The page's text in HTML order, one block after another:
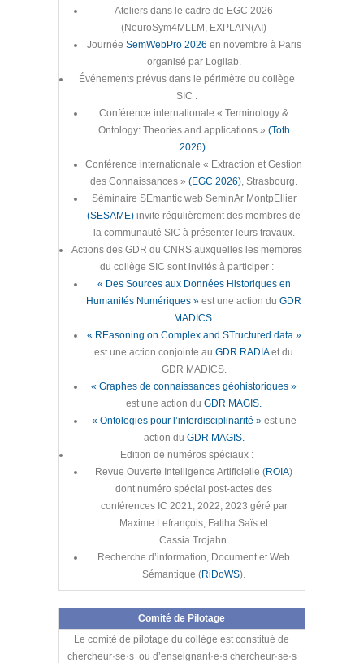
Ateliers dans le cadre de EGC 2026
(NeuroSym4MLLM, EXPLAIN(AI)
Journée SemWebPro 2026 en novembre à Paris
organisé par Logilab.
Événements prévus dans le périmètre du collège
SIC :
Conférence internationale « Terminology &
Ontology: Theories and applications » (Toth
2026).
Conférence internationale « Extraction et Gestion
des Connaissances »(EGC 2026) , Strasbourg.
Séminaire SEmantic web SeminAr MontpEllier
(SESAME) invite régulièrement des membres de
la communauté SIC à présenter leurs travaux.
Actions des GDR du CNRS auxquelles les membres
du collège SIC sont invités à participer :
« Des Sources aux Données Historiques en
Humanités Numériques » est une action duGDR
MADICS.
« REasoning on Complex and STructured data »
est une action conjointe auGDR RADIAet du
GDR MADICS.
« Graphes de connaissances géohistoriques »
est une action duGDR MAGIS.
« Ontologies pour l’interdisciplinarité »est une
action du GDR MAGIS.
Edition de numéros spéciaux :
Revue Ouverte Intelligence Artificielle (ROIA)
dont numéro spécial post-actes des
conférences IC 2021, 2022, 2023 géré par
Maxime Lefrançois, Fatiha Saïs et
Cassia Trojahn.
Recherche d’information, Document et Web
Sémantique (RiDoWS).
Comité de Pilotage
Le comité de pilotage du collège est constitué de
chercheur·se·s ou d’enseignant·e·s chercheur·se·s